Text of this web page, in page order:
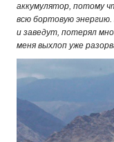
аккумулятор, потому
всю бортовую энергию.
и заведут, потерял
меня выхлоп уже